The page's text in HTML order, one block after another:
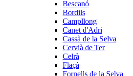
Bescanó
Bordils
Campllong
Canet d'Adri
Cassà de la Selva
Cervià de Ter
Celrà
Flaçà
Fornells de la Selva